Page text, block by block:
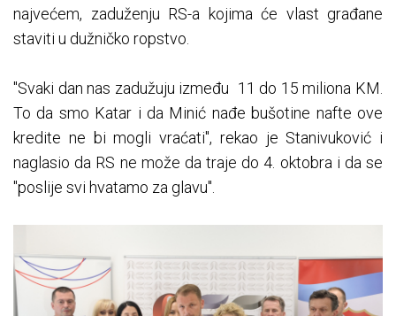
najvećem, zaduženju RS-a kojima će vlast građane
staviti u dužničko ropstvo.
"Svaki dan nas zadužuju između 11 do 15 miliona KM.
To da smo Katar i da Minić nađe bušotine nafte ove
kredite ne bi mogli vraćati", rekao je Stanivuković i
naglasio da RS ne može da traje do 4. oktobra i da se
"poslije svi hvatamo za glavu".